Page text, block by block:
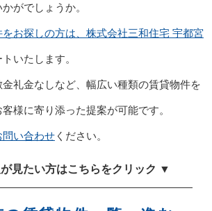
がでしょうか。
お探しの方は、株式会社三和住宅 宇都宮
いたします。
礼金なしなど、幅広い種類の賃貸物件を
様に寄り添った提案が可能です。
問い合わせください。
見たい方はこちらをクリック ▼